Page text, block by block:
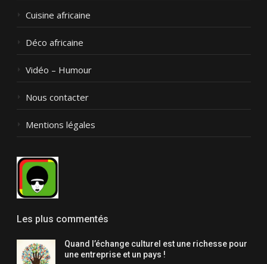
Cuisine africaine
Déco africaine
Vidéo – Humour
Nous contacter
Mentions légales
Les plus commentés
Quand l’échange culturel est une richesse pour
une entreprise et un pays !